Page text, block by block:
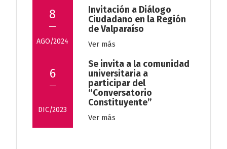
8
AGO/2024
Invitación a Diálogo
Ciudadano en la Región
de Valparaíso
Ver más
6
DIC/2023
Se invita a la comunidad
universitaria a
participar del
“Conversatorio
Constituyente”
Ver más